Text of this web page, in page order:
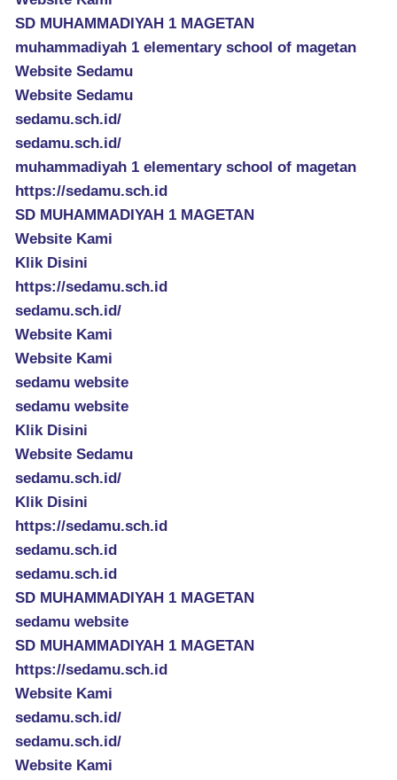
SD MUHAMMADIYAH 1 MAGETAN
muhammadiyah 1 elementary school of magetan
Website Sedamu
Website Sedamu
sedamu.sch.id/
sedamu.sch.id/
muhammadiyah 1 elementary school of magetan
https://sedamu.sch.id
SD MUHAMMADIYAH 1 MAGETAN
Website Kami
Klik Disini
https://sedamu.sch.id
sedamu.sch.id/
Website Kami
Website Kami
sedamu website
sedamu website
Klik Disini
Website Sedamu
sedamu.sch.id/
Klik Disini
https://sedamu.sch.id
sedamu.sch.id
sedamu.sch.id
SD MUHAMMADIYAH 1 MAGETAN
sedamu website
SD MUHAMMADIYAH 1 MAGETAN
https://sedamu.sch.id
Website Kami
sedamu.sch.id/
sedamu.sch.id/
Website Kami